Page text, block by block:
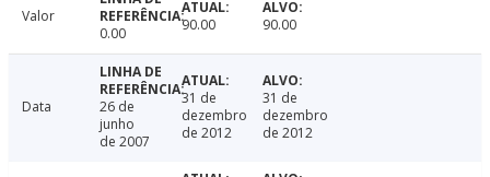
Valor
0.00
90.00 90.00
Data
26 de
junho
de 2007
31 de
dezembro
de 2012
31 de
dezembro
de 2012